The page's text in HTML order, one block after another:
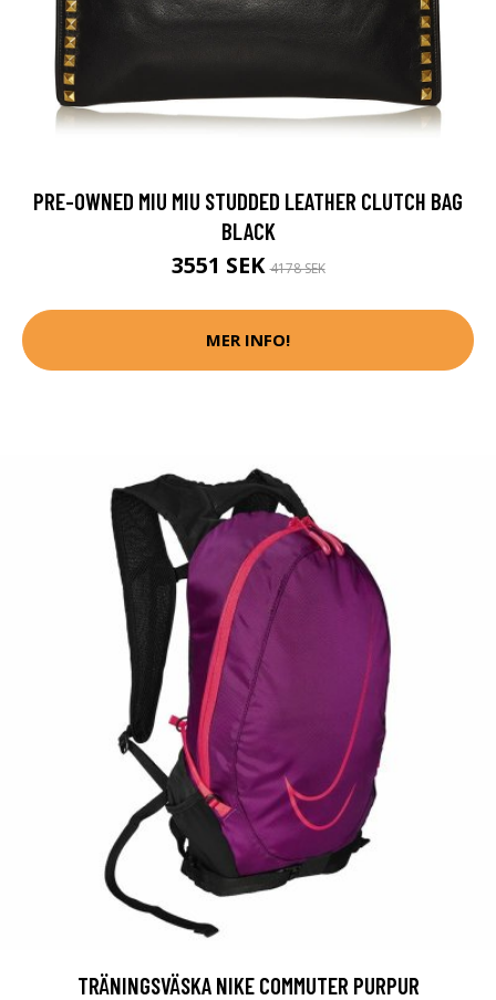
PRE-OWNED MIU MIU STUDDED LEATHER CLUTCH BAG
BLACK
3551 SEK4178 SEK
MER INFO!
TRÄNINGSVÄSKA NIKE COMMUTER PURPUR